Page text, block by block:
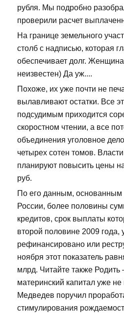
рубля. Мы подробно
проверили расчет
На границе земельного
столб с надписью, которая
обеспечивает долг. Женщина
неизвестен) Да уж....
Похоже, их уже почти не
вылавливают остатки. Все
подсудимым приходится
скоростном чтении, а все
объединения уголовное
четырех сотен томов.
планируют повысить цены
руб.
По его данным,
России, более половины
кредитов, срок выплаты
второй половине 2009 года,
рефинансировано или
ноября этот показатель
млрд. Читайте также Родить
материнский капитал уже
Медведев поручил
стимулирования